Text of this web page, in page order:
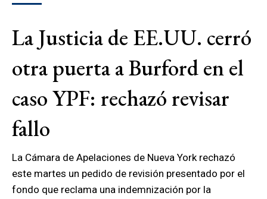
La Justicia de EE.UU. cerró
otra puerta a Burford en el
caso YPF: rechazó revisar
fallo
La Cámara de Apelaciones de Nueva York rechazó
este martes un pedido de revisión presentado por el
fondo que reclama una indemnización por la